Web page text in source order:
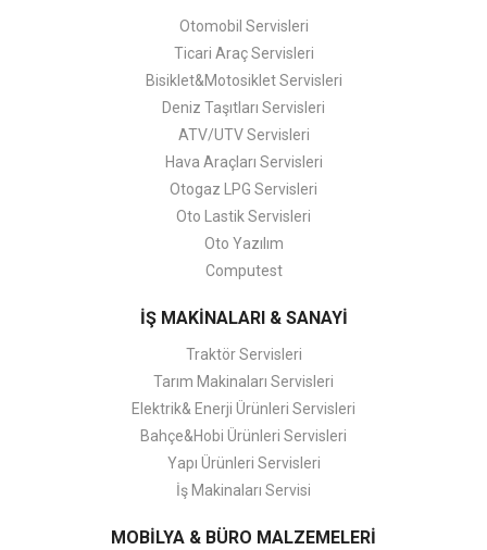
Otomobil Servisleri
Ticari Araç Servisleri
Bisiklet&Motosiklet Servisleri
Deniz Taşıtları Servisleri
ATV/UTV Servisleri
Hava Araçları Servisleri
Otogaz LPG Servisleri
Oto Lastik Servisleri
Oto Yazılım
Computest
İŞ MAKİNALARI & SANAYİ
Traktör Servisleri
Tarım Makinaları Servisleri
Elektrik& Enerji Ürünleri Servisleri
Bahçe&Hobi Ürünleri Servisleri
Yapı Ürünleri Servisleri
İş Makinaları Servisi
MOBİLYA & BÜRO MALZEMELERİ